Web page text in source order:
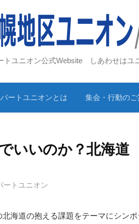
トユニオン公式Website しあわせは
ートユニオンとは 集会・行動のご
いいのか？北海道
ートユニオン
海道の抱える課題をテーマにシン